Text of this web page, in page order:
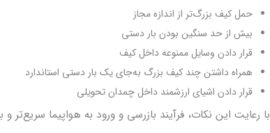
حمل کیف بزرگ‌تر از اندازه مجاز
بیش از حد سنگین بودن بار دستی
قرار دادن وسایل ممنوعه داخل کیف
همراه داشتن چند کیف بزرگ به‌جای یک بار دستی استاندارد
قرار دادن اشیای ارزشمند داخل چمدان تحویلی
با رعایت این نکات، فرآیند بازرسی و ورود به هواپیما